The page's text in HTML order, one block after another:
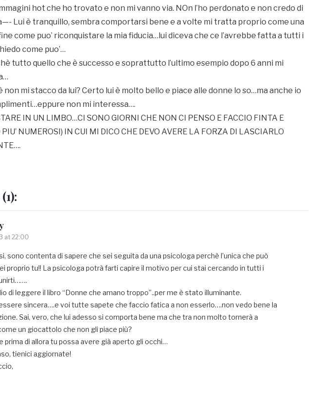
hot che ho trovato e non mi vanno via. NOn l’ho perdonato e non credo di
Lui è tranquillo, sembra comportarsi bene e a volte mi tratta proprio come una
come puo’ riconquistare la mia fiducia…lui diceva che ce l’avrebbe fatta a tutti i
come puo’…
tutto quello che è successo e soprattutto l’ultimo esempio dopo 6 anni mi
non mi stacco da lui? Certo lui è molto bello e piace alle donne lo so…ma anche io
non mi interessa….
IN UN LIMBO…CI SONO GIORNI CHE NON CI PENSO E FACCIO FINTA E
NUMEROSI) IN CUI MI DICO CHE DEVO AVERE LA FORZA DI LASCIARLO
(1):
at 22:00
sono contenta di sapere che sei seguita da una psicologa perchè l’unica che può
proprio tu!! La psicologa potrà farti capire il motivo per cui stai cercando in tutti i
di leggere il libro “Donne che amano troppo”..per me è stato illuminante.
sincera….e voi tutte sapete che faccio fatica a non esserlo….non vedo bene la
Sai, vero, che lui adesso si comporta bene ma che tra non molto tornerà a
un giocattolo che non gli piace più?
prima di allora tu possa avere già aperto gli occhi…
tienici aggiornate!